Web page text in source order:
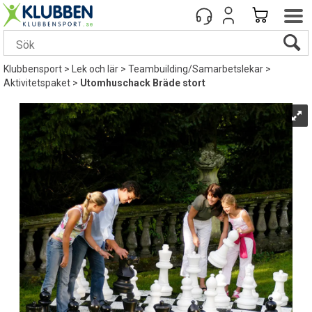
Klubbensport> Lek och lär>Teambuilding/Samarbetslekar>
Aktivitetspaket>Utomhuschack Bräde stort